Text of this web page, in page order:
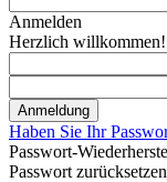
Anmelden
Herzlich willkommen!
Haben Sie Ihr
Passwort-
Passwort zurücksetzen